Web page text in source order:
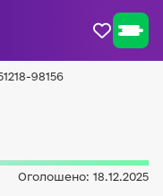
98156
Оголошено: 18.12.2025